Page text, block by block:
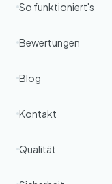
So funktioniert's
Bewertungen
Blog
Kontakt
Qualität